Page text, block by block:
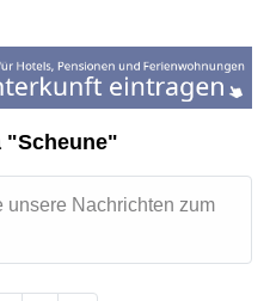
"Scheune"
unsere Nachrichten zum